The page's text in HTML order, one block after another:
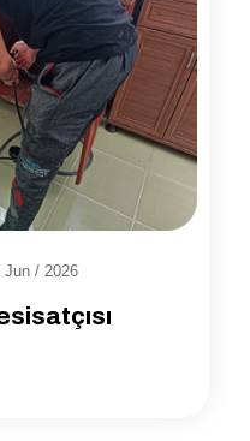
Jun / 2026